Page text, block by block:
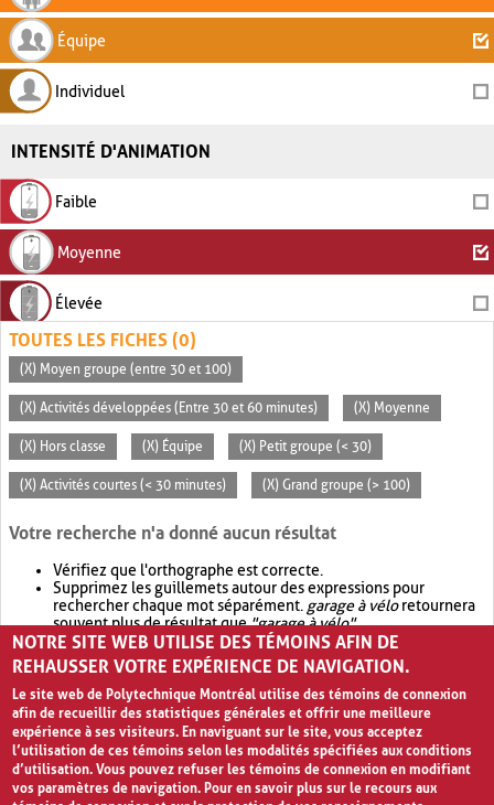
Équipe
Individuel
INTENSITÉ D'ANIMATION
Faible
Moyenne
Élevée
TOUTES LES FICHES (0)
(X) Moyen groupe (entre 30 et 100)
(X) Activités développées (Entre 30 et 60 minutes) (X) Moyenne
(X) Hors classe (X) Équipe (X) Petit groupe (< 30)
(X) Activités courtes (< 30 minutes) (X) Grand groupe (> 100)
Votre recherche n'a donné aucun résultat
Vérifiez que l'orthographe est correcte.
Supprimez les guillemets autour des expressions pour
rechercher chaque mot séparément. garage à véloretournera
souvent plus de résultat que"garage à vélo".
Envisagez d'élargir votre recherche avec OR.garage OR vélo
retournera souvent plus de résultat quegarage à vélo
NOTRE SITE WEB UTILISE DES TÉMOINS AFIN DE
REHAUSSER VOTRE EXPÉRIENCE DE NAVIGATION.
Le site web de Polytechnique Montréal utilise des témoins de connexion
afin de recueillir des statistiques générales et offrir une meilleure
expérience à ses visiteurs. En naviguant sur le site, vous acceptez
l’utilisation de ces témoins selon les modalités spécifiées aux conditions
d’utilisation. Vous pouvez refuser les témoins de connexion en modifiant
vos paramètres de navigation. Pour en savoir plus sur le recours aux